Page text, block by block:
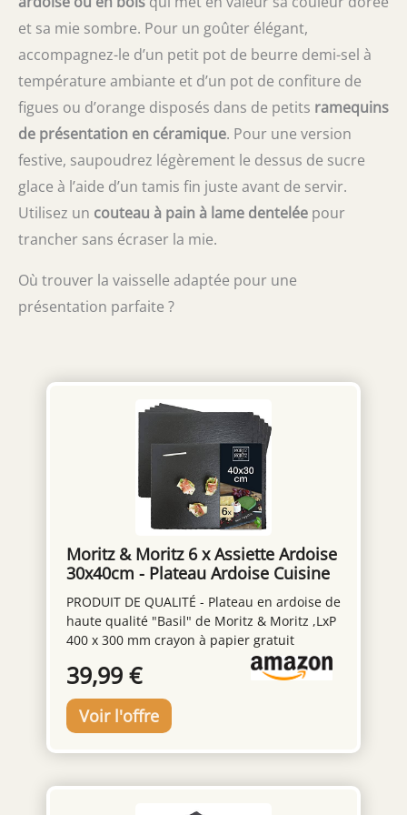
grâce à un système astucieux qui vous
permet de remettre la balance de cuisine à
n'avez plus besoin de changer de récipient
ou de tout recommencer TRÈS PRATIQUE:
dites adieu aux erreurs de conversion grâce
à la fonction liquide qui vous permet de
passer facilement du sec au liquide, en
unités métriquesg, ml, fl oz etlb oz PRÊT À
L'EMPLOI: 2piles AAA sont incluses pour
utiliser immédiatement votre balance de
cuisine RANGEMENT SECURISE: le design fin
et le crochet rétractable permettent de
lorsque vous ne l'utilisez pas LIVRÉ AVEC :
balance de cuisine Optiss, 2piles AAA
et sa mie sombre. Pour un goûter élégant,
accompagnez-le d’un petit pot de beurre demi-sel à
température ambiante et d’un pot de confiture de
figues ou d’orange disposés dans de petits ramequins
de présentation en céramique. Pour une version
festive, saupoudrez légèrement le dessus de sucre
glace à l’aide d’un tamis fin juste avant de servir.
Utilisez un couteau à pain à lame dentelée pour
trancher sans écraser la mie.
Où trouver la vaisselle adaptée pour une
présentation parfaite ?
Moritz & Moritz 6 x Assiette Ardoise
30x40cm - Plateau Ardoise Cuisine
pour Fromage et Aperitif - Sous-
Verre et Set de Table
PRODUIT DE QUALITÉ - Plateau en ardoise de
haute qualité "Basil" de Moritz & Moritz ,LxP
400 x 300 mm crayon à papier gratuit
NATUREL - En ardoise naturelle, pour la
préparation et le service des aliments,
comme assiette décorative et comme
alternative au set de table INTENSIF - Idéal
pour les amuse-gueule, les entrées, les plats
et les desserts, les friandises sucrées et
39,99 €